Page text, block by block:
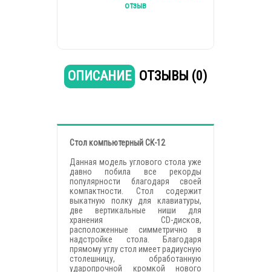
отзыв
ОПИСАНИЕ ОТЗЫВЫ (0)
Cтол компьютерный СК-12
Данная модель углового стола уже
давно побила все рекорды
популярности благодаря своей
компактности. Стол содержит
выкатную полку для клавиатуры,
две вертикальные ниши для
хранения CD-дисков,
расположенные симметрично в
надстройке стола. Благодаря
прямому углу стол имеет радиусную
столешницу, обработанную
ударопрочной кромкой нового